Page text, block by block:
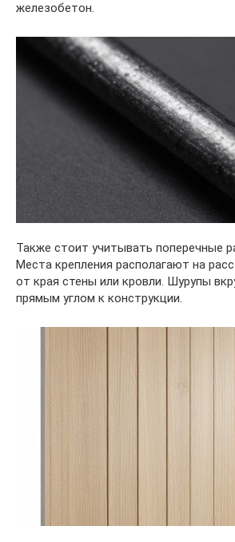
железобетон.
Также стоит учитывать поперечные
Места крепления располагают на
от края стены или кровли. Шурупы
прямым углом к конструкции.